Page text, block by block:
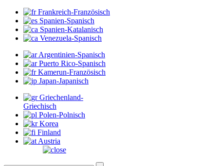
Frankreich-Französisch
Spanien-Spanisch
Spanien-Katalanisch
Venezuela-Spanisch
Argentinien-Spanisch
Puerto Rico-Spanisch
Kamerun-Französisch
Japan-Japanisch
Griechenland-
Griechisch
Polen-Polnisch
Korea
Finland
Austria